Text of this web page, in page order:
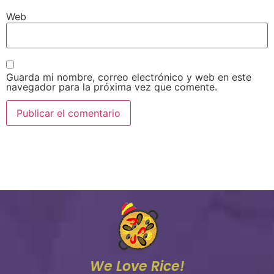
Web
Guarda mi nombre, correo electrónico y web en este
navegador para la próxima vez que comente.
We Love Rice!